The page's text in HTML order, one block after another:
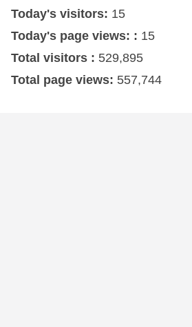
Today's visitors: 15
Today's page views: : 15
Total visitors : 529,895
Total page views: 557,744